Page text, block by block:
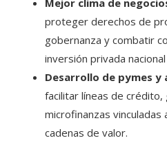
Mejor clima de
proteger derechos de
gobernanza y combatir
inversión privada
Desarrollo de pymes y
facilitar líneas de crédito,
microfinanzas vinculadas
cadenas de valor.